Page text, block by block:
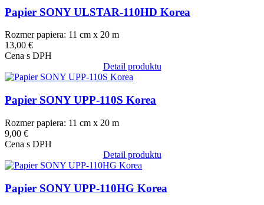
Papier SONY ULSTAR-110HD Korea
Rozmer papiera: 11 cm x 20 m
13,00 €
Cena s DPH
Detail produktu
Obrázok
Papier SONY UPP-110S Korea
Rozmer papiera: 11 cm x 20 m
9,00 €
Cena s DPH
Detail produktu
Obrázok
Papier SONY UPP-110HG Korea